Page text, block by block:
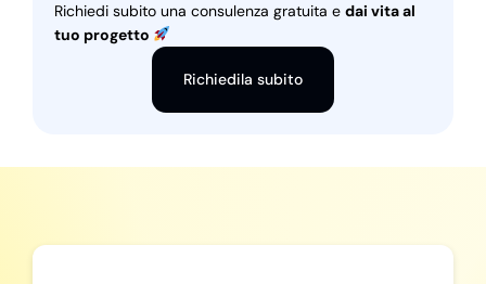
Richiedi subito una consulenza gratuita e dai vita al
tuo progetto
Richiedila subito